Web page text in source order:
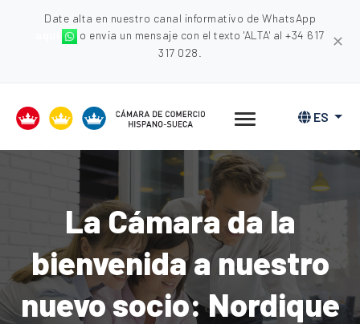
Date alta en nuestro canal informativo de WhatsApp
o envia un mensaje con el texto 'ALTA' al +34 617
317 028.
✕
ES
La Cámara da la
bienvenida a nuestro
nuevo socio: Nordique